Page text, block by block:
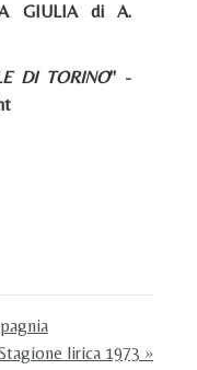
GIULIA di A.
DI TORINO" -
lirica 1973 »